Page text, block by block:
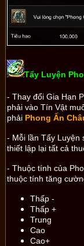
Tẩy Luyện
- Thay đổi Gia Hạn
phải vào Tín Vật
phải Phong Ấn
- Mỗi lần Tẩy Luyện
thiết lập lại tất cả
- Thuộc tính của
thuộc tính tăng
Thấp -
Thấp +
Trung
Cao
Cao+